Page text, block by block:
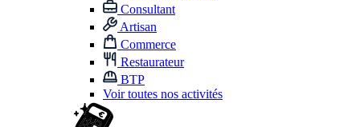
Consultant
Artisan
Commerce
Restaurateur
BTP
Voir toutes nos activités